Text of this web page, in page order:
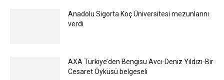
Anadolu Sigorta Koç Üniversitesi mezunlarını
verdi
AXA Türkiye’den Bengisu Avcı-Deniz Yıldızı-Bir
Cesaret Öyküsü belgeseli